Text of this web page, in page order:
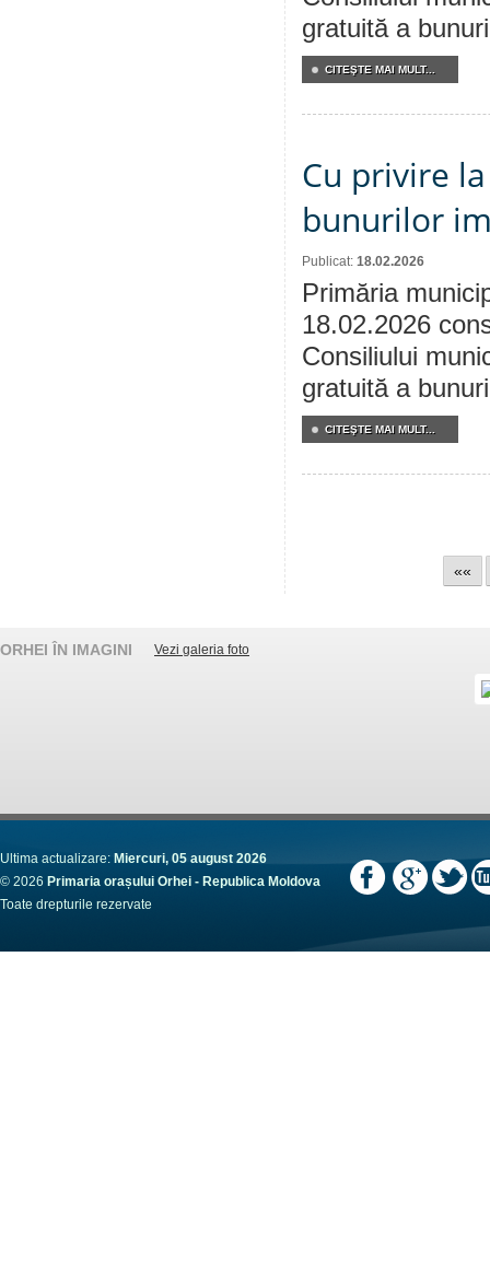
gratuită a
CITEŞTE MAI MULT...
Cu privire
bunurilor
Publicat: 18.02.2026
Primăria
18.02.2026
Consiliului
gratuită a
CITEŞTE MAI MULT...
««
ORHEI ÎN IMAGINI Vezi galeria foto
Ultima actualizare: Miercuri, 05 august 2026
© 2026 Primaria orașului Orhei - Republica Moldova
Toate drepturile rezervate